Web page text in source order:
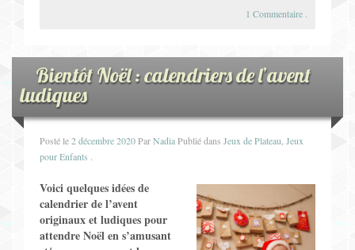
1 Commentaire
Bientôt Noël : calendriers de l’avent
ludiques
Posté le2 décembre 2020ParNadiaPublié dans Jeux de Plateau Jeux
pour Enfants
Voici quelques idées de
calendrier de l’avent
originaux et ludiques pour
attendre Noël en s’amusant